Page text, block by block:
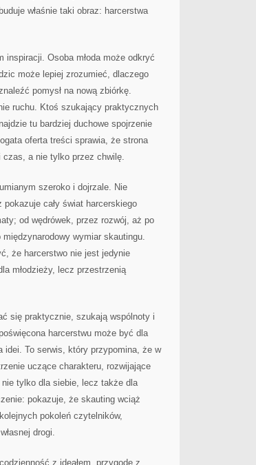
właśnie taki obraz: harcerstwa
inspiracji. Osoba młoda może odkryć
może lepiej zrozumieć, dlaczego
pomysł na nową zbiórkę.
ruchu. Ktoś szukający praktycznych
tu bardziej duchowe spojrzenie
oferta treści sprawia, że strona
czas, a nie tylko przez chwilę.
szeroko i dojrzale. Nie
cały świat harcerskiego
od wędrówek, przez rozwój, aż po
wymiar skautingu.
że harcerstwo nie jest jedynie
młodzieży, lecz przestrzenią
się praktycznie, szukają wspólnoty i
harcerstwu może być dla
idei. To serwis, który przypomina, że w
uczące charakteru, rozwijające
tylko dla siebie, lecz także dla
pokazuje, że skauting wciąż
pokoleń czytelników,
drogi.
z ideałem, przygodę z